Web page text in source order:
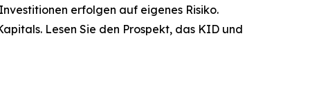
erfolgen auf eigenes Risiko.
Lesen Sie den Prospekt, das KID und